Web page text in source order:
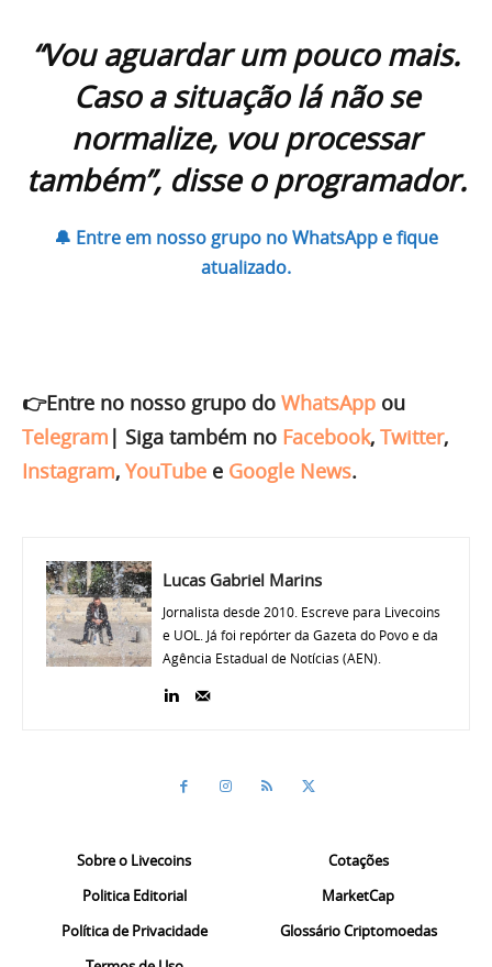
“Vou aguardar um pouco mais.
Caso a situação lá não se
normalize, vou processar
também”, disse o programador.
🔔 Entre em nosso grupo no WhatsApp e fique
atualizado.
👉Entre no nosso grupo do WhatsApp ou
Telegram | Siga também no Facebook, Twitter,
Instagram, YouTube e Google News.
Lucas Gabriel Marins
Jornalista desde 2010. Escreve para Livecoins
e UOL. Já foi repórter da Gazeta do Povo e da
Agência Estadual de Notícias (AEN).
Sobre o Livecoins
Politica Editorial
Política de Privacidade
Cotações
MarketCap
Glossário Criptomoedas